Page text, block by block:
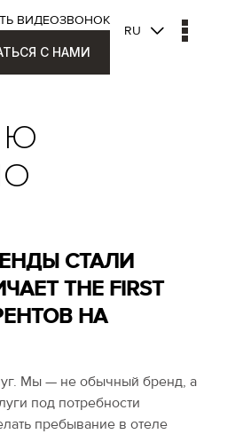
ВИДЕОЗВОНОК
С НАМИ
RU
СТАЛИ
THE FIRST
НА
Мы — не обычный бренд, а
под потребности
пребывание в отеле